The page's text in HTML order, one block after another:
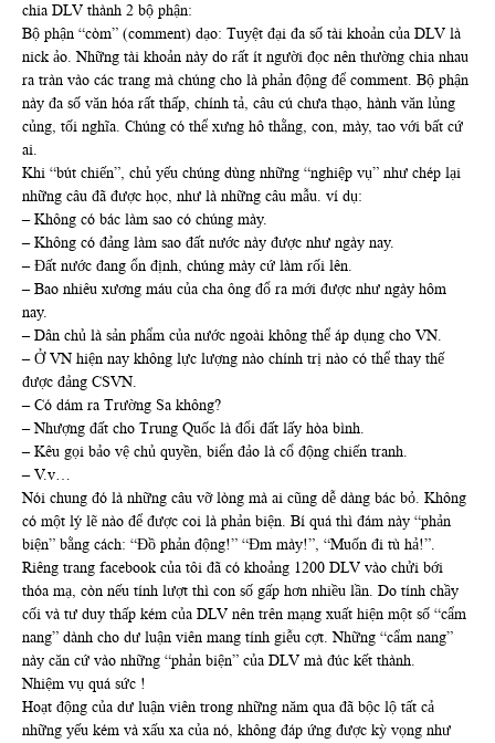
chia DLV thành 2 bộ phận:
Bộ phận “còm” (comment) dạo: Tuyệt đại đa số tài khoản của DLV là
nick ảo. Những tài khoản này do rất ít người đọc nên thường chia nhau
ra tràn vào các trang mà chúng cho là phản động để comment. Bộ phận
này đa số văn hóa rất thấp, chính tả, câu cú chưa thạo, hành văn lủng
củng, tối nghĩa. Chúng có thể xưng hô thằng, con, mày, tao với bất cứ
ai.
Khi “bút chiến”, chủ yếu chúng dùng những “nghiệp vụ” như chép lại
những câu đã được học, như là những câu mẫu. ví dụ:
– Không có bác làm sao có chúng mày.
– Không có đảng làm sao đất nước này được như ngày nay.
– Đất nước đang ổn định, chúng mày cứ làm rối lên.
– Bao nhiêu xương máu của cha ông đổ ra mới được như ngày hôm
nay.
– Dân chủ là sản phẩm của nước ngoài không thể áp dụng cho VN.
– Ở VN hiện nay không lực lượng nào chính trị nào có thể thay thế
được đảng CSVN.
– Có dám ra Trường Sa không?
– Nhượng đất cho Trung Quốc là đổi đất lấy hòa bình.
– Kêu gọi bảo vệ chủ quyền, biển đảo là cổ động chiến tranh.
– V.v…
Nói chung đó là những câu vỡ lòng mà ai cũng dễ dàng bác bỏ. Không
có một lý lẽ nào để được coi là phản biện. Bí quá thì đám này “phản
biện” bằng cách: “Đồ phản động!” “Đm mày!”, “Muốn đi tù hả!”.
Riêng trang facebook của tôi đã có khoảng 1200 DLV vào chửi bới
thóa mạ, còn nếu tính lượt thì con số gấp hơn nhiều lần. Do tính chầy
cối và tư duy thấp kém của DLV nên trên mạng xuất hiện một số “cẩm
nang” dành cho dư luận viên mang tính giễu cợt. Những “cẩm nang”
này căn cứ vào những “phản biện” của DLV mà đúc kết thành.
Nhiệm vụ quá sức !
Hoạt động của dư luận viên trong những năm qua đã bộc lộ tất cả
những yếu kém và xấu xa của nó, không đáp ứng được kỳ vọng như